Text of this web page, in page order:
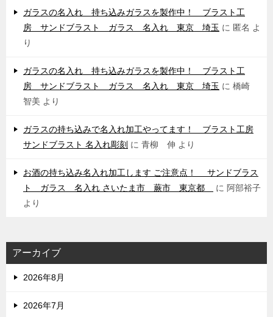
ガラスの名入れ 持ち込みガラスを製作中！ ブラスト工
房 サンドブラスト ガラス 名入れ 東京 埼玉 に 匿名 よ
り
ガラスの名入れ 持ち込みガラスを製作中！ ブラスト工
房 サンドブラスト ガラス 名入れ 東京 埼玉 に 橋崎
智美 より
ガラスの持ち込みで名入れ加工やってます！ ブラスト工房
サンドブラスト 名入れ彫刻 に 青柳 伸 より
お酒の持ち込み名入れ加工します ご注意点！ サンドブラス
ト ガラス 名入れ さいたま市 蕨市 東京都
に 阿部裕子
より
アーカイブ
2026年8月
2026年7月